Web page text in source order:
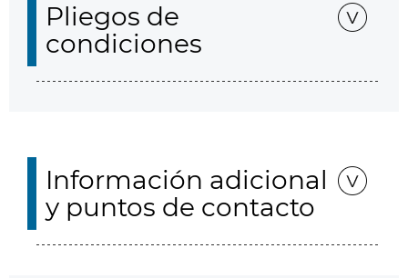
Pliegos de
condiciones
Información adicional
y puntos de contacto